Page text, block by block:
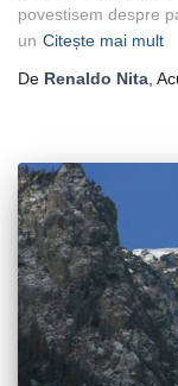
povestisem despre
un Citește mai mult
De Renaldo Nita,